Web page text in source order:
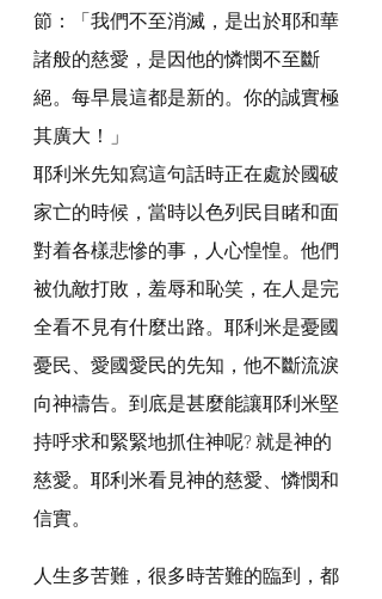
節：「我們不至消滅，是出於耶和華
諸般的慈愛，是因他的憐憫不至斷
絕。每早晨這都是新的。你的誠實極
其廣大！」
耶利米先知寫這句話時正在處於國破
家亡的時候，當時以色列民目睹和面
對着各樣悲慘的事，人心惶惶。他們
被仇敵打敗，羞辱和恥笑，在人是完
全看不見有什麼出路。耶利米是憂國
憂民、愛國愛民的先知，他不斷流淚
向神禱告。到底是甚麼能讓耶利米堅
持呼求和緊緊地抓住神呢? 就是神的
慈愛。耶利米看見神的慈愛、憐憫和
信實。
人生多苦難，很多時苦難的臨到，都